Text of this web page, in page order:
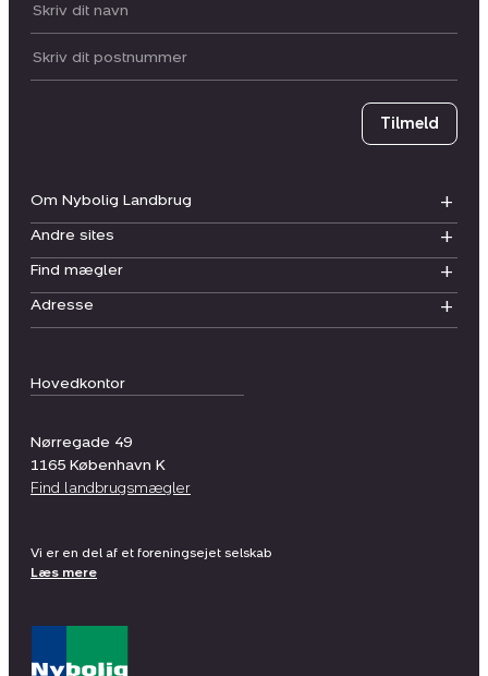
Hovedkontor
Nørregade 49
1165 København K
Find landbrugsmægler
Om Nybolig Landbrug
Andre sites
Find mægler
Adresse
Dit navn:
Postnummer
Tilmeld
Vi er en del af et foreningsejet selskab
Læs mere